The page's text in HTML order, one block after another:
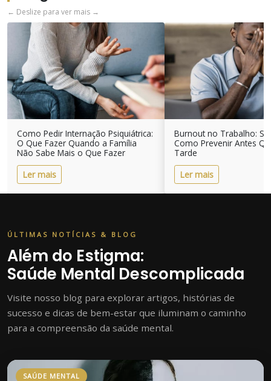
← Deslize para ver mais →
Como Pedir Internação Psiquiátrica:
O Que Fazer Quando a Família
Não Sabe Mais o Que Fazer
Ler mais
Burnout no Trabalho:
Como Prevenir Antes
Tarde
Ler mais
ÚLTIMAS NOTÍCIAS & BLOG
Além do Estigma:
Saúde Mental Descomplicada
Visite nosso blog para explorar artigos, histórias de
sucesso e dicas de bem-estar que iluminam o caminho
para a compreensão da saúde mental.
SAÚDE MENTAL